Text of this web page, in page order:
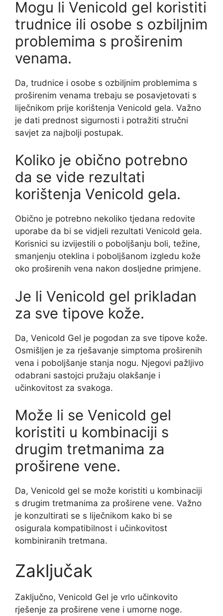
Mogu li Venicold gel koristiti
trudnice ili osobe s ozbiljnim
problemima s proširenim
venama.
Da, trudnice i osobe s ozbiljnim problemima s
proširenim venama trebaju se posavjetovati s
liječnikom prije korištenja Venicold gela. Važno
je dati prednost sigurnosti i potražiti stručni
savjet za najbolji postupak.
Koliko je obično potrebno
da se vide rezultati
korištenja Venicold gela.
Obično je potrebno nekoliko tjedana redovite
uporabe da bi se vidjeli rezultati Venicold gela.
Korisnici su izvijestili o poboljšanju boli, težine,
smanjenju oteklina i poboljšanom izgledu kože
oko proširenih vena nakon dosljedne primjene.
Je li Venicold gel prikladan
za sve tipove kože.
Da, Venicold Gel je pogodan za sve tipove kože.
Osmišljen je za rješavanje simptoma proširenih
vena i poboljšanje stanja nogu. Njegovi pažljivo
odabrani sastojci pružaju olakšanje i
učinkovitost za svakoga.
Može li se Venicold gel
koristiti u kombinaciji s
drugim tretmanima za
proširene vene.
Da, Venicold gel se može koristiti u kombinaciji
s drugim tretmanima za proširene vene. Važno
je konzultirati se s liječnikom kako bi se
osigurala kompatibilnost i učinkovitost
kombiniranih tretmana.
Zaključak
Zaključno, Venicold Gel je vrlo učinkovito
rješenje za proširene vene i umorne noge.